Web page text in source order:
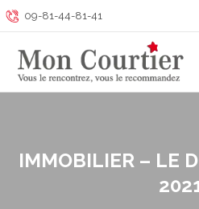
09-81-44-81-41
IMMOBILIER – LE